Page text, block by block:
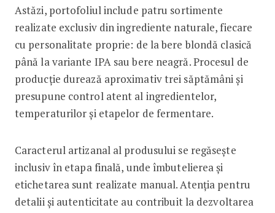
Astăzi, portofoliul include patru sortimente
realizate exclusiv din ingrediente naturale, fiecare
cu personalitate proprie: de la bere blondă clasică
până la variante IPA sau bere neagră. Procesul de
producție durează aproximativ trei săptămâni și
presupune control atent al ingredientelor,
temperaturilor și etapelor de fermentare.
Caracterul artizanal al produsului se regăsește
inclusiv în etapa finală, unde îmbutelierea și
etichetarea sunt realizate manual. Atenția pentru
detalii și autenticitate au contribuit la dezvoltarea